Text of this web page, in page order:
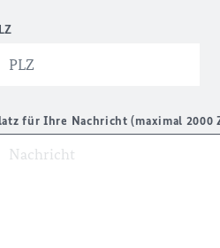
für Ihre Nachricht (maximal 2000